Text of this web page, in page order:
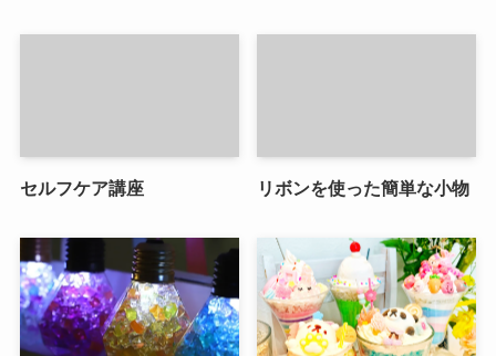
セルフケア講座 リボンを使った簡単な小物